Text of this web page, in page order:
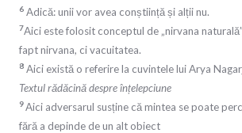
6 Adică: unii vor avea conștiință și alții nu.
7Aici este folosit conceptul de „nirvana
fapt nirvana, ci vacuitatea.
8 Aici există o referire la cuvintele lui Arya
Textul rădăcină despre înțelepciune
9Aici adversarul susține că mintea se poate
fără a depinde de un alt obiect